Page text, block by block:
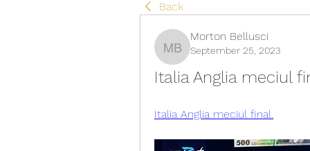
Back
Morton Bellusci
Morton Bellusci
September 25, 2023
Italia Anglia meciul
Italia Anglia meciul final.